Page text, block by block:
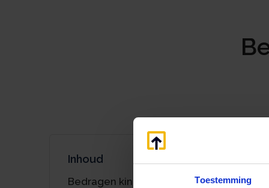
Toestemming
Inhoud
Bedragen kinderbijslag 2023